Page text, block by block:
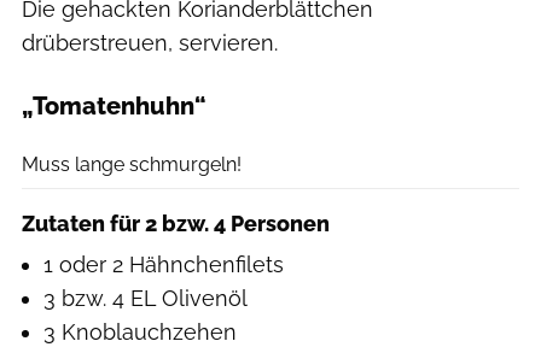
Die gehackten Korianderblättchen
drüberstreuen, servieren.
„Tomatenhuhn“
Muss lange schmurgeln!
Zutaten für 2 bzw. 4 Personen
1 oder 2 Hähnchenfilets
3 bzw. 4 EL Olivenöl
3 Knoblauchzehen